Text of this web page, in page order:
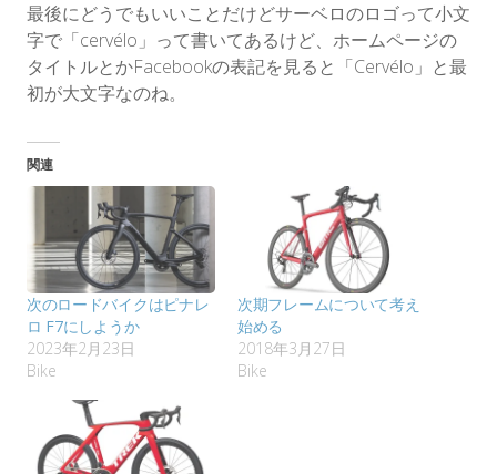
最後にどうでもいいことだけどサーベロのロゴって小文
字で「cervélo」って書いてあるけど、ホームページの
タイトルとかFacebookの表記を見ると「Cervélo」と最
初が大文字なのね。
関連
次のロードバイクはピナレ
ロ F7にしようか
2023年2月23日
Bike
次期フレームについて考え
始める
2018年3月27日
Bike